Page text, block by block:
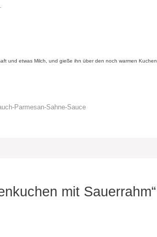
und etwas Milch, und gieße ihn über den noch warmen Kuchen.
Parmesan-Sahne-Sauce
mit Sauerrahm“